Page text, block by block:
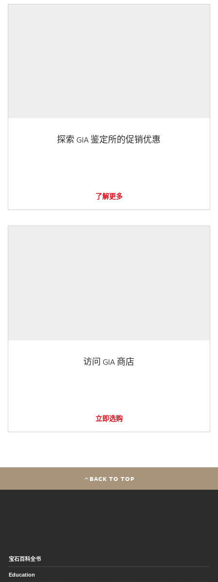
探索 GIA 鉴定所的促销优惠
了解更多
访问 GIA 商店
立即选购
BACK TO TOP
宝石百科全书
Education